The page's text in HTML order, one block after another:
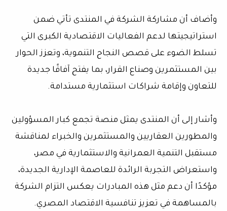
وأضاف أن مشاركة الشركة في المنتدى تأتي ضمن
استراتيجيتها لدعم الفعاليات الاقتصادية الكبرى التي
تسلط الضوء على قصص النجاح التنموية، وتعزز الحوار
بين المستثمرين وصناع القرار، بما يفتح آفاقًا جديدة
للتعاون وإقامة شراكات استثمارية مستدامة.
وأشار إلى أن المنتدى يمثل منصة تجمع كبار المسؤولين
والمطورين العقاريين والمستثمرين والخبراء لمناقشة
مستقبل التنمية العمرانية والاستثمارية في مصر،
واستعراض التجربة الرائدة للعاصمة الإدارية الجديدة،
مؤكدًا أن دعم مثل هذه المبادرات يعكس التزام الشركة
بالمساهمة في تعزيز تنافسية الاقتصاد المصري.